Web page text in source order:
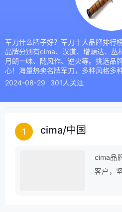
军刀什么牌子好？军刀十大品牌排行
品牌分别有cima、汉道、增源达、丛
月朗一味、随风作、逆火等。挑选品
心！海量热卖名牌军刀，多种风格多种
2024-08-29
301人关注
1 cima/中国
cima品
客户，